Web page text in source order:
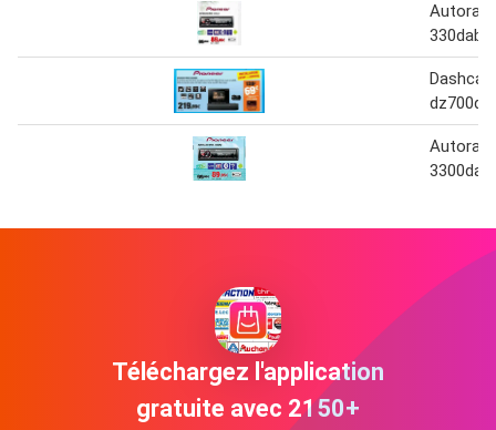
330dab
dz700dc
Téléchargez l'application
gratuite avec 2150+